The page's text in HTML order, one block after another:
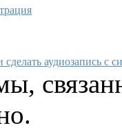
аудиозапись с